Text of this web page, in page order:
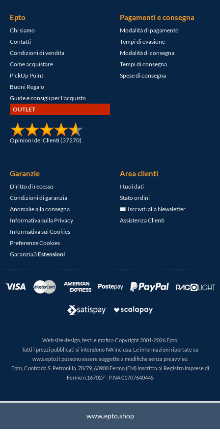
Epto
Chi siamo
Contatti
Condizioni di vendita
Come acquistare
PickUp Point
Buoni Regalo
Guide e consigli per l'acquisto
OUTLET
Opinioni dei Clienti (37270)
Pagamenti e consegna
Modalità di pagamento
Tempi di evasione
Modalità di consegna
Tempi di consegna
Spese di consegna
Garanzie
Diritto di recesso
Condizioni di garanzia
Anomalie alla consegna
Informativa sulla Privacy
Informativa sui Cookies
Preferenze Cookies
Garanzia3Estensioni
Area clienti
I tuoi dati
Stato ordini
Iscriviti alla Newsletter
Assistenza Clienti
Web site design, testi e grafica Copyright 2001-2026 Epto.
Tutti i prezzi pubblicati si intendono IVA inclusa. Le informazioni riportate su
www.epto.it possono essere soggette a modifiche senza preavviso.
Epto, Contrada S. Petronilla, 78/79, 63900 Fermo (FM) inscritta al Registro Imprese di
Fermo n.167027 - P.IVA 01707640445
www.epto.shop